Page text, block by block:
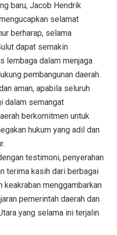
baru, Jacob Hendrik
selamat
berharap, selama
dapat semakin
lembaga dalam menjaga
pembangunan daerah.
aman, apabila seluruh
dalam semangat
berkomitmen untuk
hukum yang adil dan
testimoni, penyerahan
terima kasih dari berbagai
keakraban menggambarkan
pemerintah daerah dan
yang selama ini terjalin